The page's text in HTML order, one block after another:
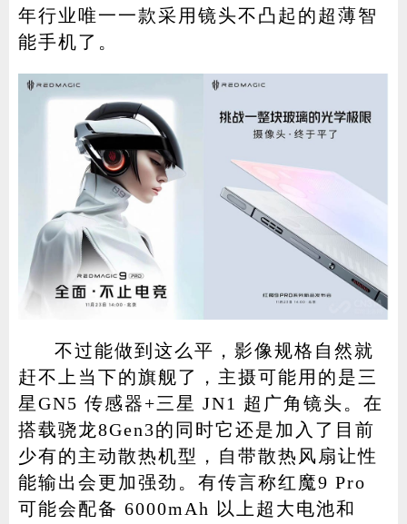
年行业唯一一款采用镜头不凸起的超薄智
能手机了。
不过能做到这么平，影像规格自然就
赶不上当下的旗舰了，主摄可能用的是三
星GN5 传感器+三星 JN1 超广角镜头。在
搭载骁龙8Gen3的同时它还是加入了目前
少有的主动散热机型，自带散热风扇让性
能输出会更加强劲。有传言称红魔9 Pro
可能会配备 6000mAh 以上超大电池和